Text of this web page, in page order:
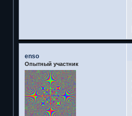
enso
Опытный участник